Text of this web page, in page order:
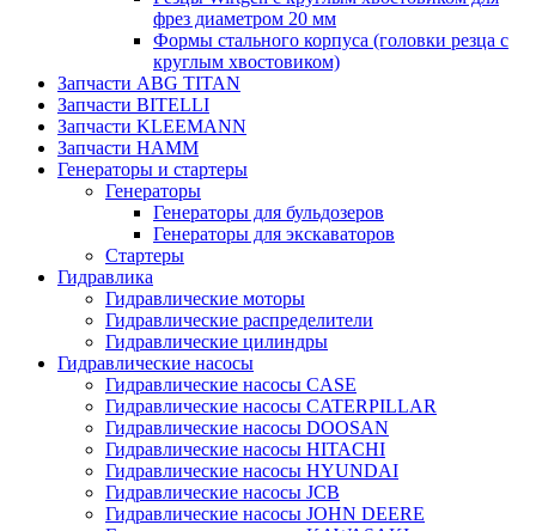
фрез диаметром 20 мм
Формы стального корпуса (головки резца с
круглым хвостовиком)
Запчасти ABG TITAN
Запчасти BITELLI
Запчасти KLEEMANN
Запчасти HAMM
Генераторы и стартеры
Генераторы
Генераторы для бульдозеров
Генераторы для экскаваторов
Стартеры
Гидравлика
Гидравлические моторы
Гидравлические распределители
Гидравлические цилиндры
Гидравлические насосы
Гидравлические насосы CASE
Гидравлические насосы CATERPILLAR
Гидравлические насосы DOOSAN
Гидравлические насосы HITACHI
Гидравлические насосы HYUNDAI
Гидравлические насосы JCB
Гидравлические насосы JOHN DEERE